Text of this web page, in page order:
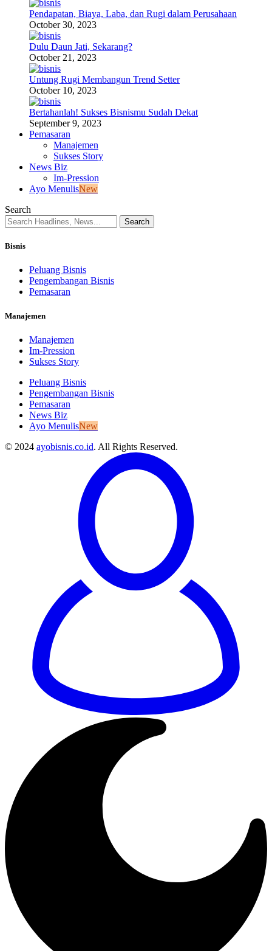
Pendapatan, Biaya, Laba, dan Rugi dalam Perusahaan
October 30, 2023
Dulu Daun Jati, Sekarang?
October 21, 2023
Untung Rugi Membangun Trend Setter
October 10, 2023
Bertahanlah! Sukses Bisnismu Sudah Dekat
September 9, 2023
Pemasaran
Manajemen
Sukses Story
News Biz
Im-Pression
Ayo MenulisNew
Search
Bisnis
Peluang Bisnis
Pengembangan Bisnis
Pemasaran
Manajemen
Manajemen
Im-Pression
Sukses Story
Peluang Bisnis
Pengembangan Bisnis
Pemasaran
News Biz
Ayo MenulisNew
© 2024 ayobisnis.co.id. All Rights Reserved.